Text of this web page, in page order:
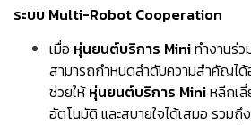
ระบบ Multi-Robot Cooperation
เมื่อ หุ่นยนต์บริการ Miniทำงานร่
สามารถกำหนดลำดับความสำคัญไ
ช่วยให้หุ่นยนต์บริการ Miniหลีกเ
อัตโนมัติ และสบายใจได้เสมอ รวม